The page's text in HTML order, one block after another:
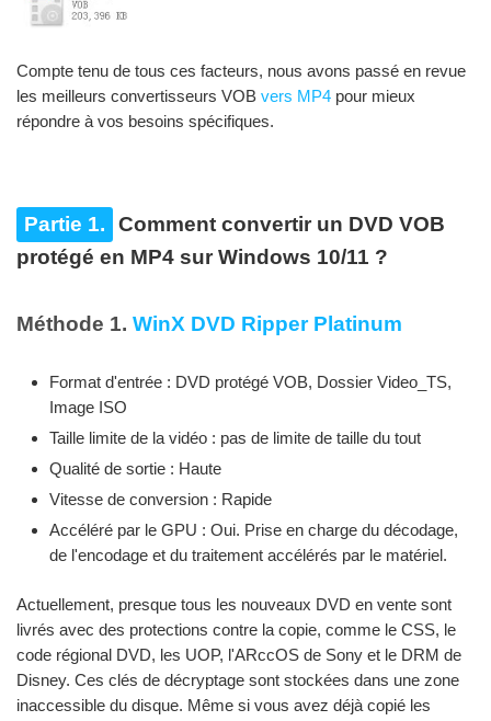
Compte tenu de tous ces facteurs, nous avons passé en revue
les meilleurs convertisseurs VOB vers MP4 pour mieux
répondre à vos besoins spécifiques.
Partie 1.
Comment convertir un DVD VOB
protégé en MP4 sur Windows 10/11 ?
Méthode 1. WinX DVD Ripper Platinum
Format d'entrée : DVD protégé VOB, Dossier Video_TS,
Image ISO
Taille limite de la vidéo : pas de limite de taille du tout
Qualité de sortie : Haute
Vitesse de conversion : Rapide
Accéléré par le GPU : Oui. Prise en charge du décodage,
de l'encodage et du traitement accélérés par le matériel.
Actuellement, presque tous les nouveaux DVD en vente sont
livrés avec des protections contre la copie, comme le CSS, le
code régional DVD, les UOP, l'ARccOS de Sony et le DRM de
Disney. Ces clés de décryptage sont stockées dans une zone
inaccessible du disque. Même si vous avez déjà copié les